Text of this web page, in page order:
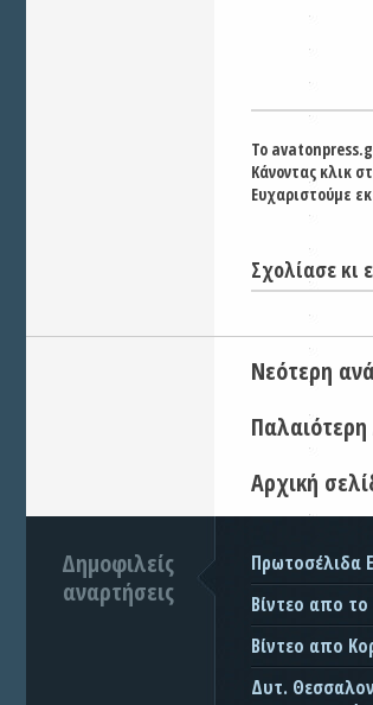
Το
Κάνοντας κλικ
Ευχαριστούμε
Σχολίασε κι
Νεότερη
Αρχική
Δημοφιλείς
αναρτήσεις
Πρωτοσέλιδα
Βίντεο απο
Βίντεο απο
Δυτ.